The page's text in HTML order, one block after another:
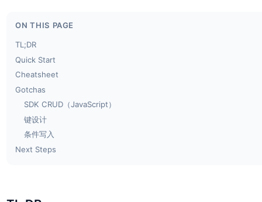
ON THIS PAGE
TL;DR
Quick Start
Cheatsheet
Gotchas
SDK CRUD（JavaScript）
键设计
条件写入
Next Steps